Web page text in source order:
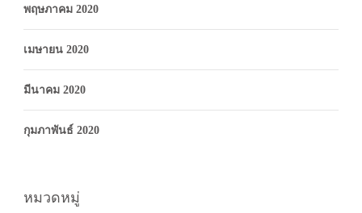
พฤษภาคม 2020
เมษายน 2020
มีนาคม 2020
กุมภาพันธ์ 2020
หมวดหมู่